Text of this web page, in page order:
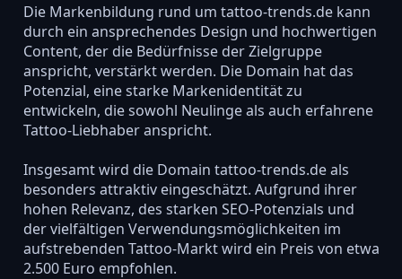
Die Markenbildung rund um tattoo-trends.de kann
durch ein ansprechendes Design und hochwertigen
Content, der die Bedürfnisse der Zielgruppe
anspricht, verstärkt werden. Die Domain hat das
Potenzial, eine starke Markenidentität zu
entwickeln, die sowohl Neulinge als auch erfahrene
Tattoo-Liebhaber anspricht.
Insgesamt wird die Domain tattoo-trends.de als
besonders attraktiv eingeschätzt. Aufgrund ihrer
hohen Relevanz, des starken SEO-Potenzials und
der vielfältigen Verwendungsmöglichkeiten im
aufstrebenden Tattoo-Markt wird ein Preis von etwa
2.500 Euro empfohlen.